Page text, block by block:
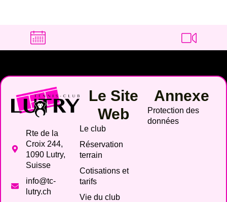
Rte de la
Croix 244,
1090 Lutry,
Suisse
info@tc-
lutry.ch
Le Site
Web
Le club
Réservation
terrain
Cotisations et
tarifs
Vie du club
Annexe
Protection des
données